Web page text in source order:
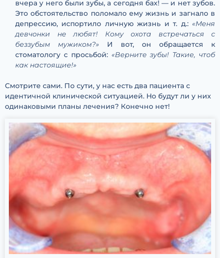
вчера у него были зубы, а сегодня бах! — и нет зубов.
Это обстоятельство поломало ему жизнь и загнало в
депрессию, испортило личную жизнь и т. д.: «Меня
девчонки не любят! Кому охота встречаться с
беззубым мужиком?» И вот, он обращается к
стоматологу с просьбой: «Верните зубы! Такие, чтоб
как настоящие!»
Смотрите сами. По сути, у нас есть два пациента с
идентичной клинической ситуацией. Но будут ли у них
одинаковыми планы лечения? Конечно нет!